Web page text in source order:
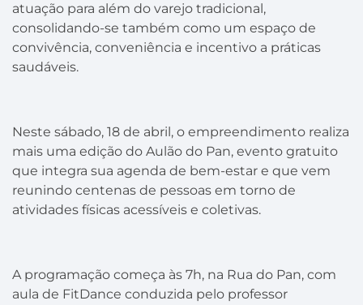
atuação para além do varejo tradicional,
consolidando-se também como um espaço de
convivência, conveniência e incentivo a práticas
saudáveis.
Neste sábado, 18 de abril, o empreendimento realiza
mais uma edição do Aulão do Pan, evento gratuito
que integra sua agenda de bem-estar e que vem
reunindo centenas de pessoas em torno de
atividades físicas acessíveis e coletivas.
A programação começa às 7h, na Rua do Pan, com
aula de FitDance conduzida pelo professor